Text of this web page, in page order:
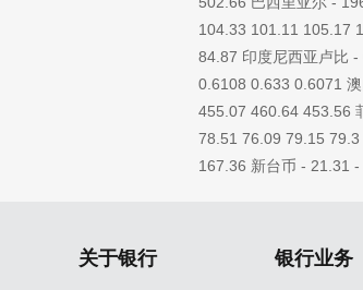
104.33 101.11 105.17
84.87 印度尼西亚卢比
0.6108 0.633 0.6071
455.07 460.64 453.56
78.51 76.09 79.15
167.36 新台币 - 21.31
关于银行 银行业务